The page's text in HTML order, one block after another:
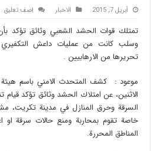
أبريل 7, 2015 الاخبار اضف تعليق
وسلب كانت من عمليات داعش
تحريرها من الارهابيين .
موعود : كشف المتحدث الامني باسم
السرقة وحرق المنازل في مدينة تكريت،
خاصة تقوم بمحاربة ومنع حالات سرقة او
المناطق المحررة.